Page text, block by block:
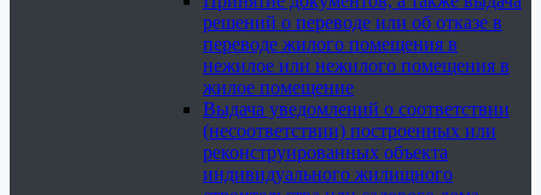
решений о переводе или об отказе в
переводе жилого помещения в
нежилое или нежилого помещения в
жилое помещение
Выдача уведомлений о соответствии
(несоответствии) построенных или
реконструированных объекта
индивидуального жилищного